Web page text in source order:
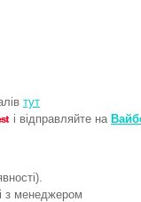
тут
і відправляйте на
з менеджером